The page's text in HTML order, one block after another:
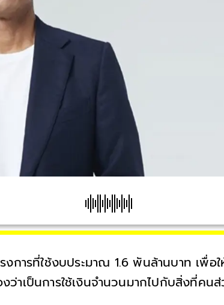
การที่ใช้งบประมาณ 1.6 พันล้านบาท เพื่อใ
าเป็นการใช้เงินจำนวนมากไปกับสิ่งที่คน